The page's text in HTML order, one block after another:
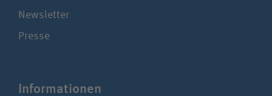
Newsletter
Presse
Infor­ma­ti­onen